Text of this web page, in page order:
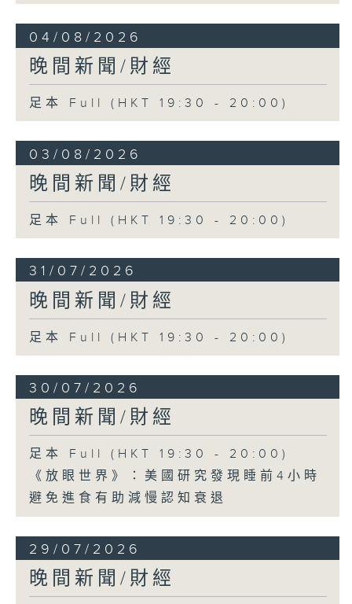
04/08/2026
晚間新聞/財經
足本 Full (HKT 19:30 - 20:00)
03/08/2026
晚間新聞/財經
足本 Full (HKT 19:30 - 20:00)
31/07/2026
晚間新聞/財經
足本 Full (HKT 19:30 - 20:00)
30/07/2026
晚間新聞/財經
足本 Full (HKT 19:30 - 20:00)
《放眼世界》：美國研究發現睡前4小時
避免進食有助減慢認知衰退
29/07/2026
晚間新聞/財經